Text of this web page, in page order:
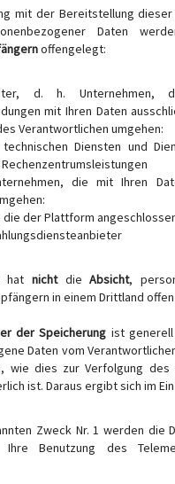
mit der Bereitstellung
Daten
offengelegt:
d. h. Unternehmen,
mit Ihren Daten
Verantwortlichen umgehen:
Diensten und
die mit Ihren
die der Plattform
hat nichtdieAbsicht,
in einem Drittland
der Speicherung ist generell
Daten vom
wie dies zur Verfolgung des
ist. Daraus ergibt sich im
Zweck Nr. 1 werden die
Benutzung des